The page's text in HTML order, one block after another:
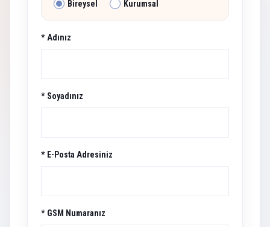
Bireysel Kurumsal
* Adınız
* Soyadınız
* E-Posta Adresiniz
* GSM Numaranız